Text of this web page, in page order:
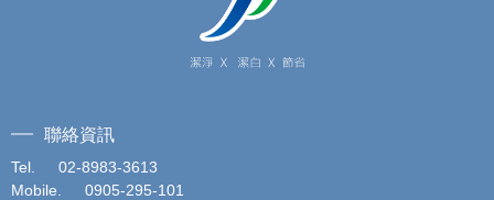
聯絡資訊
Tel. 02-8983-3613
Mobile. 0905-295-101